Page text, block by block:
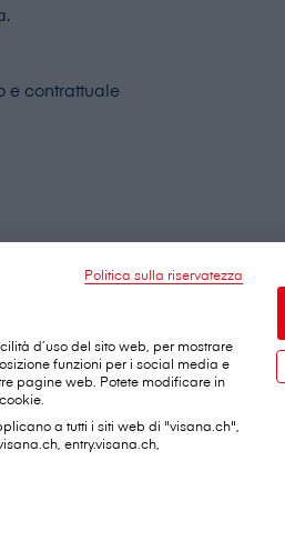
e contrattuale
Politica sulla riservatezza
d’uso del sito web, per mostrare
funzioni per i social media e
pagine web. Potete modificare in
a tutti i siti web di "visana.ch",
entry.visana.ch,